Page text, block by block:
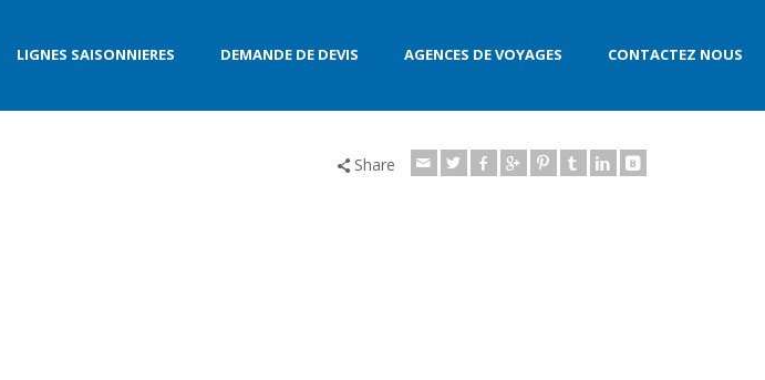
LIGNES SAISONNIERES DEMANDE DE DEVIS AGENCES DE VOYAGES CONTACTEZ NOUS
Share